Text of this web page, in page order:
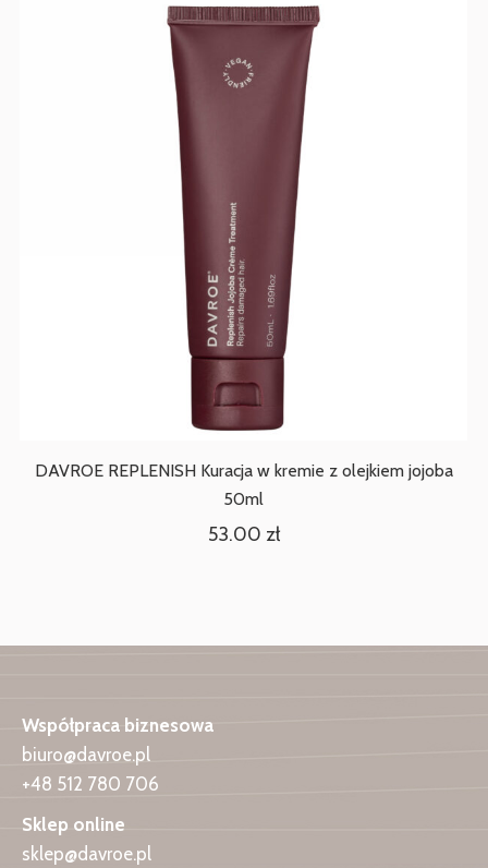
DAVROE REPLENISH Kuracja w kremie z olejkiem jojoba
50ml
53.00 zł
Współpraca biznesowa
biuro@davroe.pl
+48 512 780 706
Sklep online
sklep@davroe.pl